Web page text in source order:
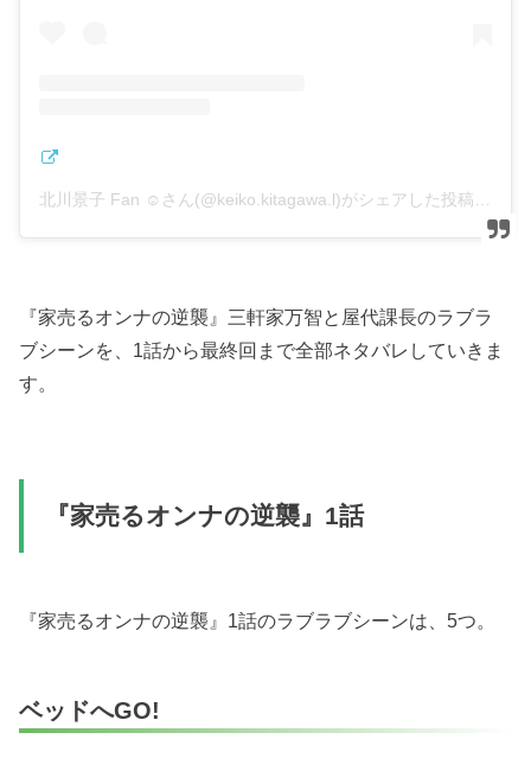
『家売るオンナの逆襲』三軒家万智と屋代課長のラブラ
ブシーンを、1話から最終回まで全部ネタバレしていきま
す。
『家売るオンナの逆襲』1話
『家売るオンナの逆襲』1話のラブラブシーンは、5つ。
ベッドへGO!